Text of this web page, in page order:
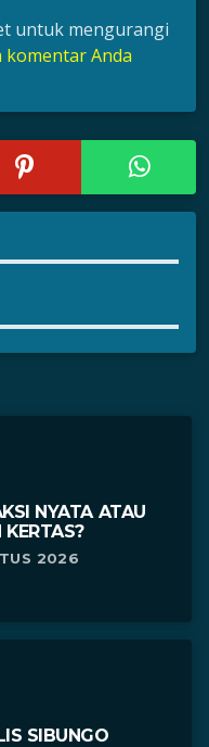
untuk mengurangi
komentar Anda
NYATA ATAU
KERTAS?
2026
SIBUNGO